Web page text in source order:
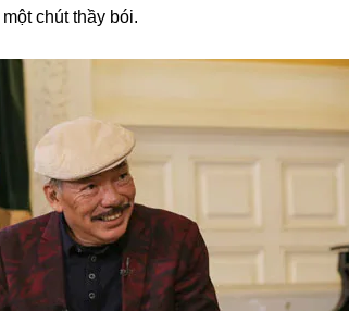
chút thầy bói.